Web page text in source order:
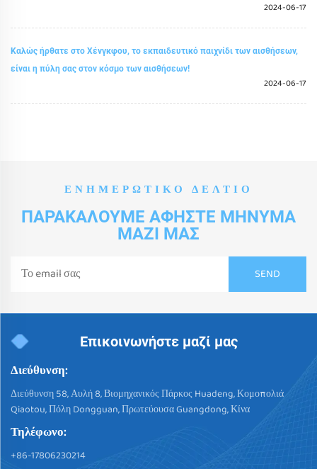
2024-06-17
Καλώς ήρθατε στο Χένγκφου, το εκπαιδευτικό παιχνίδι των αισθήσεων,
είναι η πύλη σας στον κόσμο των αισθήσεων!
2024-06-17
ΕΝΗΜΕΡΩΤΙΚΌ ΔΕΛΤΊΟ
ΠΑΡΑΚΑΛΟΎΜΕ ΑΦΉΣΤΕ ΜΉΝΥΜΑ
ΜΑΖΊ ΜΑΣ
Επικοινωνήστε μαζί μας
Διεύθυνση:
Διεύθυνση 58, Αυλή 8, Βιομηχανικός Πάρκος Huadeng, Κομοπολιά
Qiaotou, Πόλη Dongguan, Πρωτεύουσα Guangdong, Κίνα
Τηλέφωνο:
+86-17806230214